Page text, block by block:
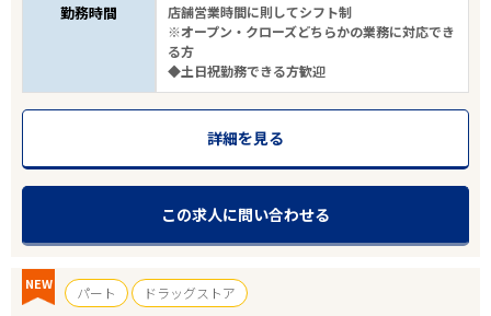
勤務時間
店舗営業時間に則してシフト制
※オープン・クローズどちらかの業務に対応でき
る方
◆土日祝勤務できる方歓迎
詳細を見る
この求人に問い合わせる
NEW パート
ドラッグストア